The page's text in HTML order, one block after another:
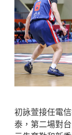
初詠萱接任電
泰，第二場對